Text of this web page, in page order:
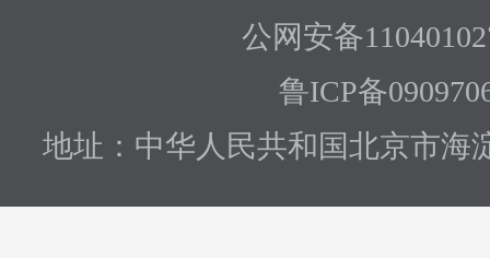
公网安备
鲁ICP备
地址：中华人民共和国北京市海